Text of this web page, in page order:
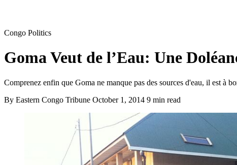
Congo Politics
Goma Veut de l’Eau: Une
Comprenez enfin que Goma ne manque pas des sources d'eau, il est à
By Eastern Congo Tribune October 1, 2014 9 min read